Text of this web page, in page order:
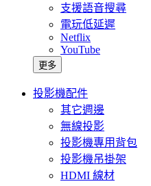
支援語音搜尋
電玩低延遲
Netflix
YouTube
更多
投影機配件
其它週邊
無線投影
投影機專用背包
投影機吊掛架
HDMI 線材